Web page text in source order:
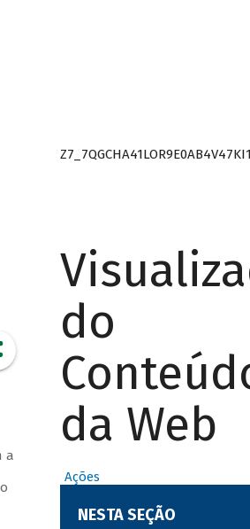
a
do
da Web
Ações
NESTA SEÇÃO